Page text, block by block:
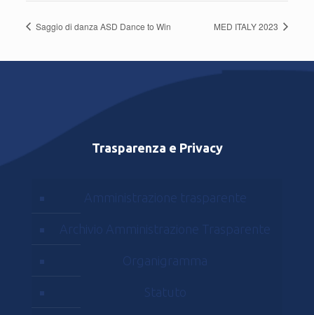
Saggio di danza ASD Dance to Win MED ITALY 2023
Trasparenza e Privacy
Amministrazione trasparente
Archivio Amministrazione Trasparente
Organigramma
Statuto